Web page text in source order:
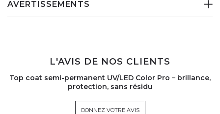
AVERTISSEMENTS
L'AVIS DE NOS CLIENTS
Top coat semi-permanent UV/LED Color Pro – brillance,
protection, sans résidu
DONNEZ VOTRE AVIS